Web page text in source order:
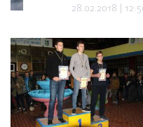
28.02.2018 |